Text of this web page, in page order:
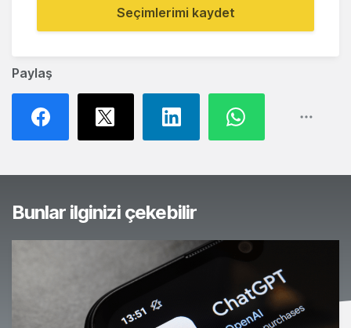
Paylaş
Seçimlerimi kaydet
Bunlar ilginizi çekebilir